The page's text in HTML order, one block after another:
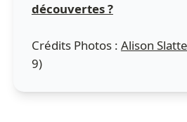
découvertes ?
Crédits Photos : Alison
9)